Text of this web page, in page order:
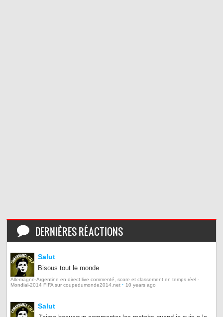
DERNIÈRES RÉACTIONS
Salut
Bisous tout le monde
Allemagne-Argentine en direct live commenté, score et classement en temps réel -
Mondial-2014 FIFA sur coupedumonde2014.net · 10 years ago
Salut